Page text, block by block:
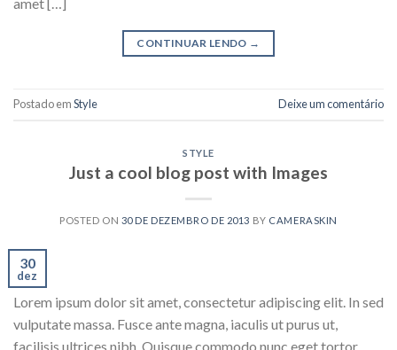
CONTINUAR LENDO →
Postado emStyle Deixe um comentário
STYLE
Just a cool blog post with Images
POSTED ON 30 DE DEZEMBRO DE 2013 BY CAMERASKIN
30
dez
Lorem ipsum dolor sit amet, consectetur adipiscing elit. In sed
vulputate massa. Fusce ante magna, iaculis ut purus ut,
facilisis ultrices nibh. Quisque commodo nunc eget tortor